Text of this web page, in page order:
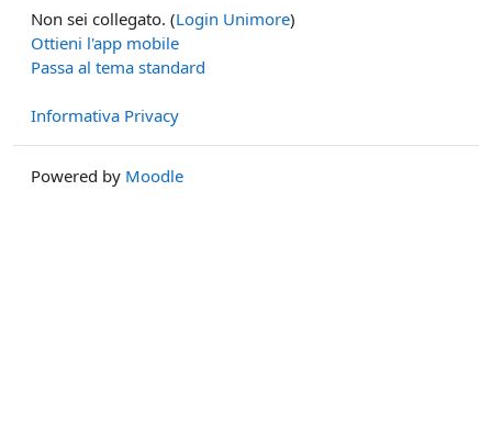
Non sei collegato. (Login Unimore)
Ottieni l'app mobile
Passa al tema standard
Informativa Privacy
Powered by Moodle